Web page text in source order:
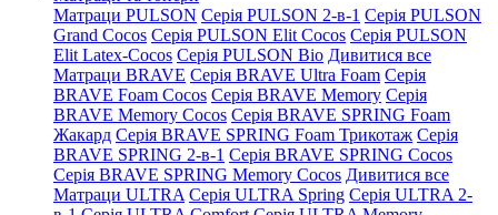
Матраци PULSON Серія PULSON 2-в-1 Серія PULSON
Grand Cocos Серія PULSON Elit Cocos Серія PULSON
Elit Latex-Cocos Серія PULSON Bio Дивитися все
Матраци BRAVE Серія BRAVE Ultra Foam Серія
BRAVE Foam Cocos Серія BRAVE Memory Серія
BRAVE Memory Cocos Серія BRAVE SPRING Foam
Жакард Серія BRAVE SPRING Foam Трикотаж Серія
BRAVE SPRING 2-в-1 Серія BRAVE SPRING Cocos
Серія BRAVE SPRING Memory Cocos Дивитися все
Матраци ULTRA Серія ULTRA Spring Серія ULTRA 2-